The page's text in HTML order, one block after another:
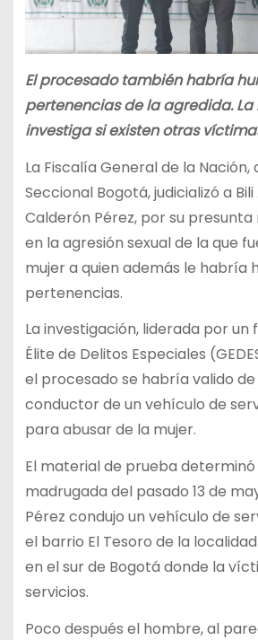
El procesado también habría
pertenencias de la agredida. La
investiga si existen otras
La Fiscalía General de la Nación,
Seccional Bogotá, judicializó a
Calderón Pérez, por su
en la agresión sexual de la que
mujer a quien además le habría
pertenencias.
La investigación, liderada por un
Élite de Delitos Especiales
el procesado se habría valido
conductor de un vehículo de
para abusar de la mujer.
El material de prueba determinó
madrugada del pasado 13 de
Pérez condujo un vehículo de
el barrio El Tesoro de la
en el sur de Bogotá donde la
servicios.
Poco después el hombre, al